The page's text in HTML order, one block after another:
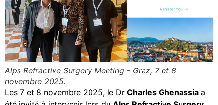
Alps Refractive Surgery Meeting – Graz, 7 et 8
novembre 2025.
Les 7 et 8 novembre 2025, le Dr Charles Ghenassia a